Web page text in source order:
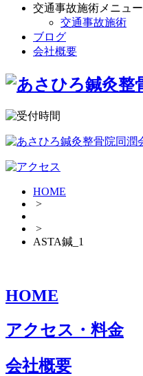
交通事故施術メニュー
交通事故施術
ブログ
会社概要
HOME
>
>
ASTA鍼_1
HOME
アクセス・料金
会社概要